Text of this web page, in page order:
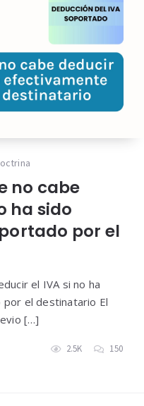
no cabe
ha sido
por el
el IVA si no ha
el destinatario El
[…]
2.5K 150